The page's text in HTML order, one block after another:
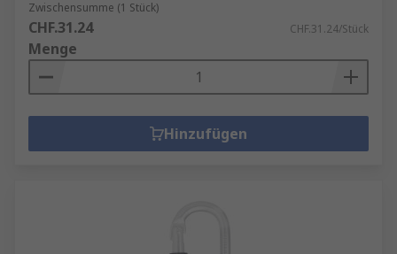
Zwischensumme (1 Stück)
CHF.31.24 CHF.31.24/Stück
Menge
Hinzufügen